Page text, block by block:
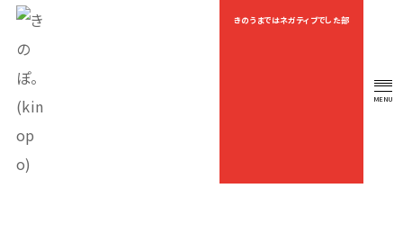
きのうまではネガティブでした部
OFFICIAL FAN CLUB
MENU